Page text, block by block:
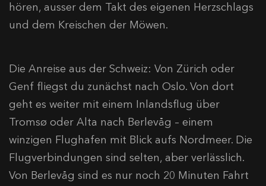
hören, ausser dem Takt des eigenen Herzschlags
und dem Kreischen der Möwen.
Die Anreise aus der Schweiz: Von Zürich oder
Genf fliegst du zunächst nach Oslo. Von dort
geht es weiter mit einem Inlandsflug über
Tromsø oder Alta nach Berlevåg – einem
winzigen Flughafen mit Blick aufs Nordmeer. Die
Flugverbindungen sind selten, aber verlässlich.
Von Berlevåg sind es nur noch 20 Minuten Fahrt